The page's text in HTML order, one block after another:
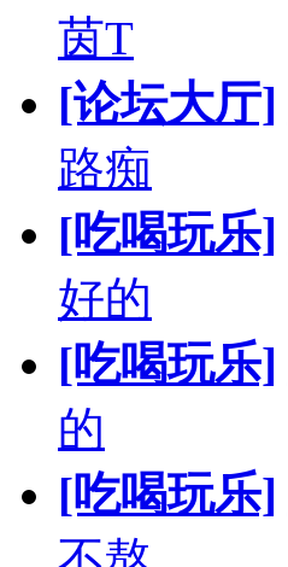
茵T
[论坛大厅]
路痴
[吃喝玩乐]
好的
[吃喝玩乐]
的
[吃喝玩乐]